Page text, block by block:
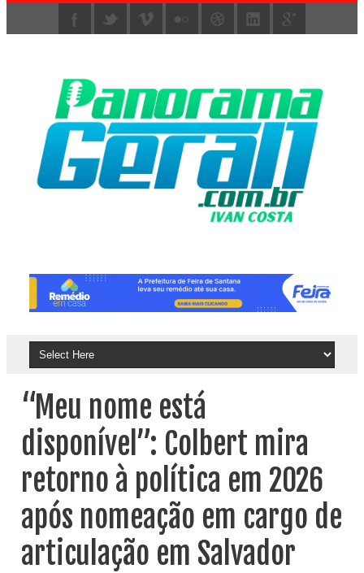
“Meu nome está
disponível”: Colbert mira
retorno à política em 2026
após nomeação em cargo de
articulação em Salvador